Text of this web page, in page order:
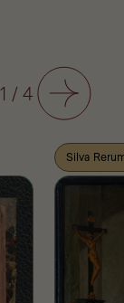
1 /4 Następny
Silva